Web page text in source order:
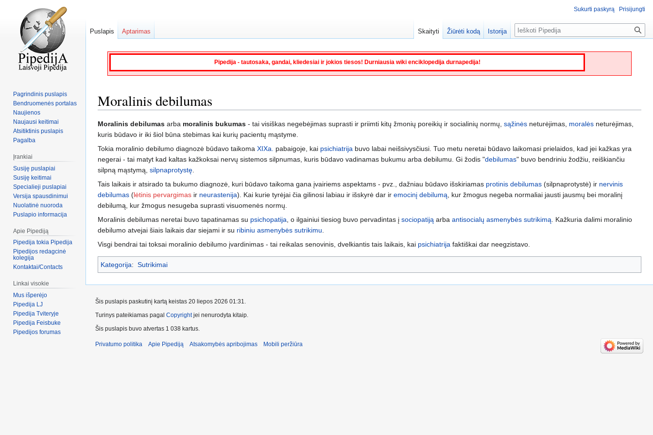
Pipedija - tautosaka, gandai, kliedesiai ir jokios tiesos! Durniausia wiki enciklopedija durnapedija!
Moralinis debilumas
Jump
to
navigation
Jump
to
search
Moralinis debilumas arba moralinis bukumas - tai visiškas negebėjimas suprasti ir priimti kitų žmonių poreikių ir socialinių normų, sąžinės neturėjimas, moralės neturėjimas,
kuris būdavo ir iki šiol būna stebimas kai kurių pacientų mąstyme.
Tokia moralinio debilumo diagnozė būdavo taikoma XIXa. pabaigoje, kai psichiatrija buvo labai neišsivysčiusi. Tuo metu neretai būdavo laikomasi prielaidos, kad jei kažkas yra
negerai - tai matyt kad kaltas kažkoksai nervų sistemos silpnumas, kuris būdavo vadinamas bukumu arba debilumu. Gi žodis "debilumas" buvo bendriniu žodžiu, reiškiančiu
silpną mąstymą, silpnaprotystę
Tais laikais ir atsirado ta bukumo diagnozė, kuri būdavo taikoma gana įvairiems aspektams - pvz., dažniau būdavo išskiriamas protinis debilumas (silpnaprotystė) ir nervinis
debilumas (lėtinis pervargimas ir neurastenija). Kai kurie tyrėjai čia gilinosi labiau ir išskyrė dar ir emocinį debilumą , kur žmogus negeba normaliai jausti jausmų bei moralinį
debilumą, kur žmogus nesugeba suprasti visuomenės normų.
Moralinis debilumas neretai buvo tapatinamas su psichopatija , o ilgainiui tiesiog buvo pervadintas į sociopatiją arba antisocialų asmenybės sutrikimą . Kažkuria dalimi moralinio
debilumo atvejai šiais laikais dar siejami ir su ribiniu asmenybės sutrikimu
Visgi bendrai tai toksai moralinio debilumo įvardinimas - tai reikalas senovinis, dvelkiantis tais laikais, kai psichiatrija faktiškai dar neegzistavo.
Kategorija: Sutrikimai
Sukurti paskyrą Prisijungti
Puslapis Aptarimas Skaityti Žiūrėti kodą Istorija Paieška
Pagrindinis puslapis
Bendruomenės portalas
Naujienos
Naujausi keitimai
Atsitiktinis puslapis
Pagalba
Įrankiai
Susiję puslapiai
Susiję keitimai
Specialieji puslapiai
Versija spausdinimui
Nuolatinė nuoroda
Puslapio informacija
Apie Pipediją
Pipedija tokia Pipedija
Pipedijos redagcinė
kolegija
Kontaktai/Contacts
Linkai visokie
Mus išperėjo
Pipedija LJ
Pipedija Tviteryje
Pipedija Feisbuke
Pipedijos forumas
Šis puslapis paskutinį kartą keistas 20 liepos 2026 01:31.
Turinys pateikiamas pagal Copyrightjei nenurodyta kitaip.
Šis puslapis buvo atvertas 1 038 kartus.
Privatumo politika Apie Pipediją Atsakomybės apribojimas Mobili peržiūra